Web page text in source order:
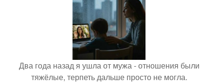
Два года назад я ушла от мужа - отношения были
тяжёлые, терпеть дальше просто не могла.